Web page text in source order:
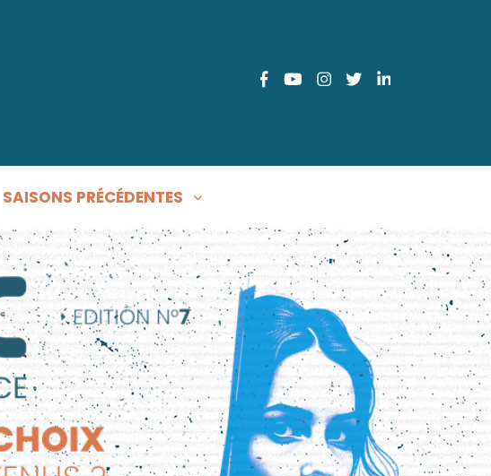
FACEBOOKYOUTUBEINSTAGRAM
TWITTER
SAISONS PRÉCÉDENTES